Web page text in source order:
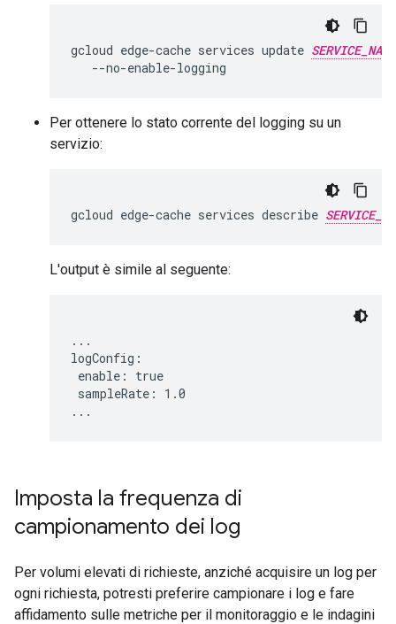
gcloud edge-cache services update SERVICE_NAME
Per ottenere lo stato corrente del logging su un
servizio:
gcloud edge-cache services describe
L'output è simile al seguente:
...
logConfig:
enable: true
sampleRate: 1.0
Imposta la frequenza di
campionamento dei log
Per volumi elevati di richieste, anziché acquisire un log per
ogni richiesta, potresti preferire campionare i log e fare
affidamento sulle metriche per il monitoraggio e le indagini